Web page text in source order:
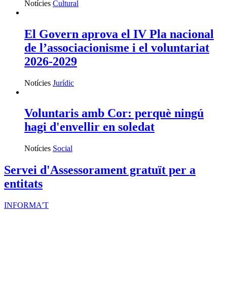
Notícies Cultural
El Govern aprova el IV Pla nacional
de l’associacionisme i el voluntariat
2026-2029
Notícies Jurídic
Voluntaris amb Cor: perquè ningú
hagi d'envellir en soledat
Notícies Social
Servei d'Assessorament gratuït per a
entitats
INFORMA'T